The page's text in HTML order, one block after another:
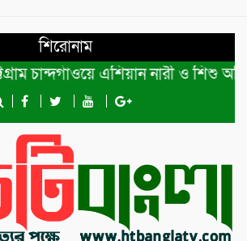
শিরোনাম
চান্দগাঁওয়ে এশিয়ান নারী ও শিশু